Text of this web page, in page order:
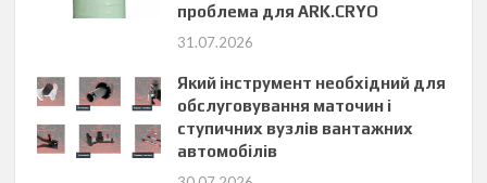
проблема для ARK.CRYO
31.07.2026
Який інструмент необхідний для
обслуговування маточин і
ступичних вузлів вантажних
автомобілів